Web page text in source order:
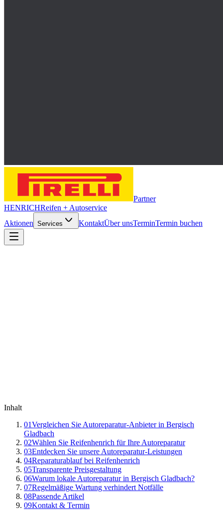
Partner
HENRICHReifen + Autoservice
Aktionen Services KontaktÜber unsTerminTermin buchen
Inhalt
01Vergleichen Sie Autoreparatur-Anbieter in Bergisch
Gladbach
02Wählen Sie Reifenhenrich für Ihre Autoreparatur
03Entdecken Sie unsere Autoreparatur-Leistungen
04Reparaturablauf bei Reifenhenrich
05Transparente Preisgestaltung
06Warum lokale Autoreparatur in Bergisch Gladbach?
07Regelmäßige Wartung verhindert Notfälle
08Passende Artikel
09Kontakt & Termin